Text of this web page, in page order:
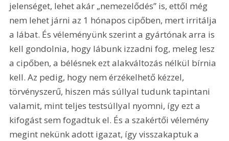
jelenséget, lehet akár „nemezelődés” is, ettől még
nem lehet járni az 1 hónapos cipőben, mert irritálja
a lábat. És véleményünk szerint a gyártónak arra is
kell gondolnia, hogy lábunk izzadni fog, meleg lesz
a cipőben, a bélésnek ezt alakváltozás nélkül bírnia
kell. Az pedig, hogy nem érzékelhető kézzel,
törvényszerű, hiszen más súllyal tudunk tapintani
valamit, mint teljes testsúllyal nyomni, így ezt a
kifogást sem fogadtuk el. És a szakértői vélemény
megint nekünk adott igazat, így visszakaptuk a